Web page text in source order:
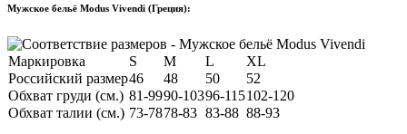
Мужское бельё Modus Vivendi (Греция):
Маркировка S M L
XL
Российский размер46 48 50
52
Обхват груди (см.) 81-9990-10396-115102-120
Обхват талии (см.) 73-7878-83 83-88 88-93